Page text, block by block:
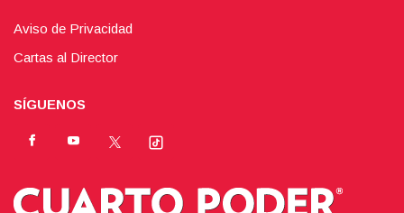
Aviso de Privacidad
Cartas al Director
SÍGUENOS